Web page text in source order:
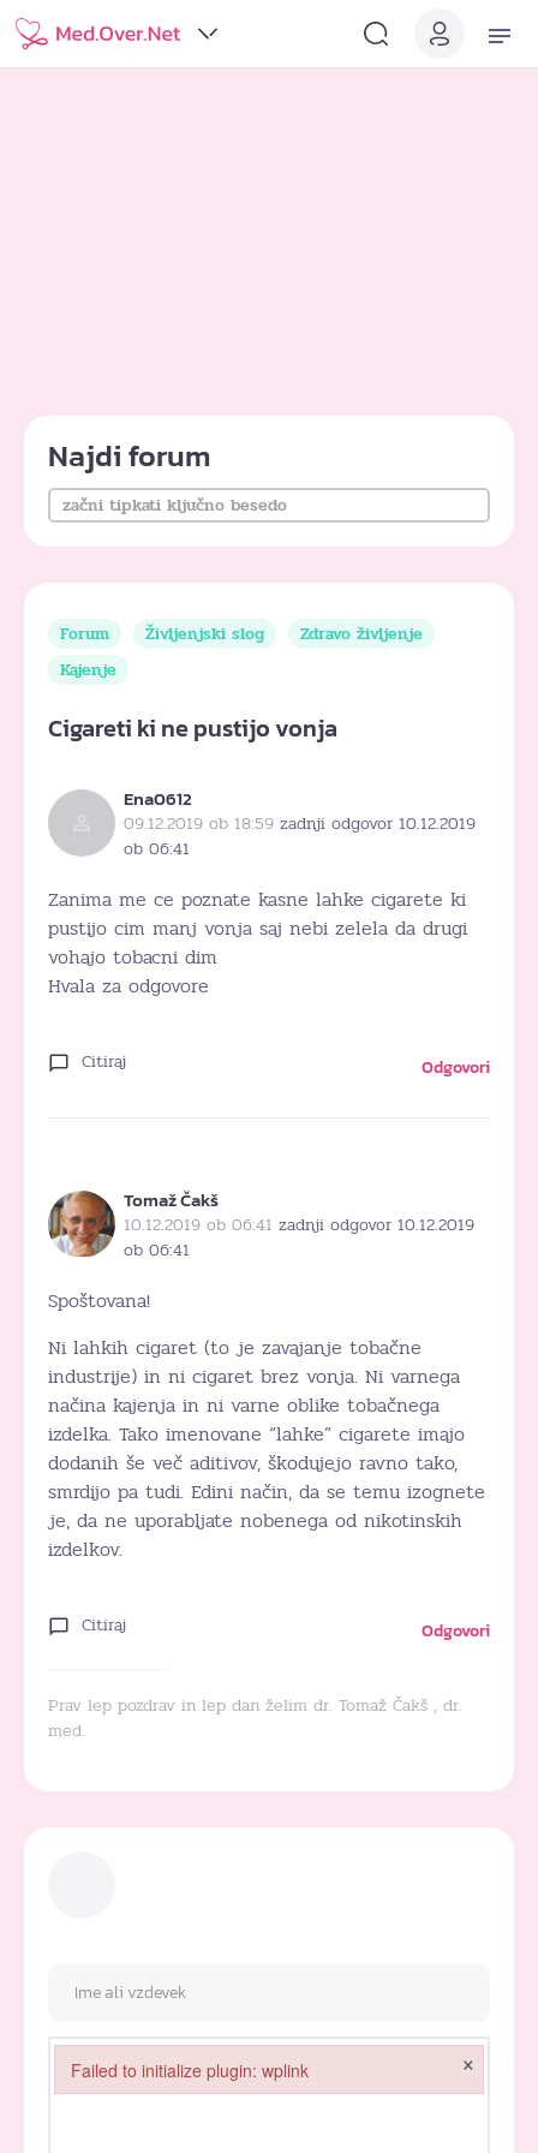
Najdi forum
Forum Življenjski slog
Zdravo življenje
Kajenje
Cigareti ki ne pustijo vonja
Ena0612
09.12.2019 ob 18:59 zadnji odgovor 10.12.2019
ob 06:41
Zanima me ce poznate kasne lahke cigarete ki
pustijo cim manj vonja saj nebi zelela da drugi
vohajo tobacni dim
Hvala za odgovore
Citiraj Odgovori
Tomaž Čakš
10.12.2019 ob 06:41 zadnji odgovor 10.12.2019
ob 06:41
Spoštovana!
Ni lahkih cigaret (to je zavajanje tobačne
industrije) in ni cigaret brez vonja. Ni varnega
načina kajenja in ni varne oblike tobačnega
izdelka. Tako imenovane “lahke” cigarete imajo
dodanih še več aditivov, škodujejo ravno tako,
smrdijo pa tudi. Edini način, da se temu izognete
je, da ne uporabljate nobenega od nikotinskih
izdelkov.
Citiraj Odgovori
Prav lep pozdrav in lep dan želim dr. Tomaž Čakš , dr.
med.
Failed to initialize plugin: wplink ×
Failed to initialize plugin: wplink